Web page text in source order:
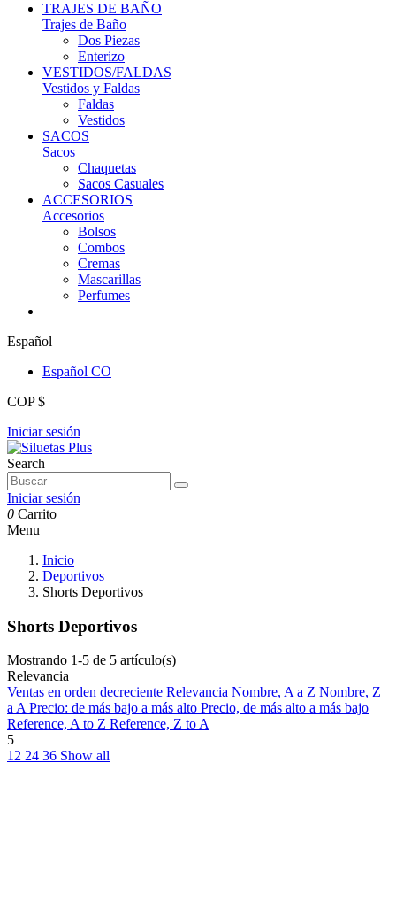
TRAJES DE BAÑO
Trajes de Baño
Dos Piezas
Enterizo
VESTIDOS/FALDAS
Vestidos y Faldas
Faldas
Vestidos
SACOS
Sacos
Chaquetas
Sacos Casuales
ACCESORIOS
Accesorios
Bolsos
Combos
Cremas
Mascarillas
Perfumes
Español
Español CO
COP $
Iniciar sesión
Search
Iniciar sesión
0 Carrito
Menu
Inicio
Deportivos
Shorts Deportivos
Shorts Deportivos
Mostrando 1-5 de 5 artículo(s)
Relevancia
Ventas en orden decreciente Relevancia Nombre, A a Z Nombre, Z
a APrecio: de más bajo a más alto Precio, de más alto a más bajo
Reference, A to Z Reference, Z to A
5
12 24 36 Show all